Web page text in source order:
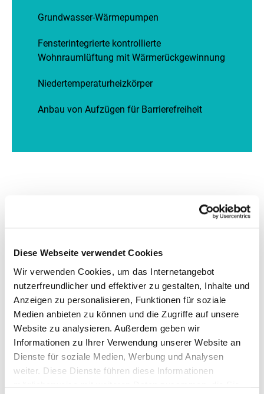
Diese Webseite verwendet Cookies
Wir verwenden Cookies, um das Internetangebot
nutzerfreundlicher und effektiver zu gestalten, Inhalte und
Anzeigen zu personalisieren, Funktionen für soziale
Medien anbieten zu können und die Zugriffe auf unsere
Website zu analysieren. Außerdem geben wir
Informationen zu Ihrer Verwendung unserer Website an
Dienste für soziale Medien, Werbung und Analysen
weiter. Diese Dienste führen diese Informationen
Grundwasser-Wärmepumpen
Fensterintegrierte kontrollierte
Wohnraumlüftung mit Wärmerückgewinnung
Niedertemperaturheizkörper
Anbau von Aufzügen für Barrierefreiheit
a
u
s
f
o
r
Aufgrund ihrer besonderen Formgebung mit Vor- und
serielle Sanierung geeignet. Eine besondere
Herausforderung war folglich die passgenaue Planung
der Fassadenelemente. Ebenso anspruchsvoll war die
Planung der neuen vorgestellten 4-Stützen Balkone:
Jeweils zwei der vier Balkonstützen werden in das serielle
Fassadenmodul verdeckt integriert. Um die Last der drei
zusätzlichen Stockwerke tragen zu können, wurde das
Fundament mit einer Hochdruck-Betoneinspritzung
verstärkt. Durch die Aufstockung waren die Gebäude